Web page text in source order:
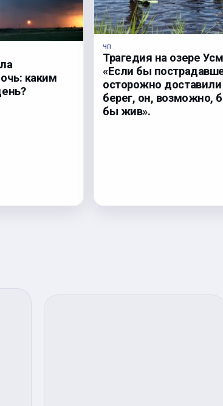
каким
ЧП
Трагедия на озере
«Если бы
осторожно доставили
берег, он, возможно,
бы жив».